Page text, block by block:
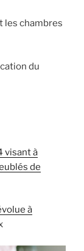
les chambres
du
visant à
de
à